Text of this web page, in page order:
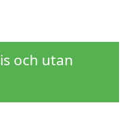
och utan